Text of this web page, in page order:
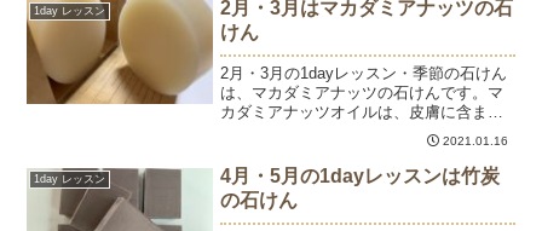
1day レッスン
2月・3月はマカダミアナッツの石
けん
2月・3月の1dayレッスン・季節の石けん
は、マカダミアナッツの石けんです。マ
カダミアナッツオイルは、皮膚に含まれ
るパルミトレイン酸が豊富で年齢肌に嬉
しいオイルです。抗酸化作用もあり、皮
膚の修復を助けることで、アンチエイジ
ング効果が期待され...
2021.01.16
1day レッスン
4月・5月の1dayレッスンは竹炭
の石けん